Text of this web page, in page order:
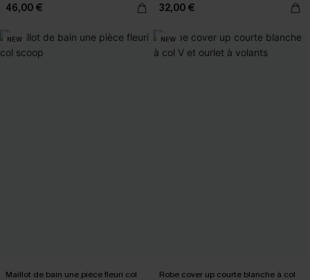
46,00 € 32,00 €
NEW
Maillot de bain une pièce fleuri col
NEW
Robe cover up courte blanche à col